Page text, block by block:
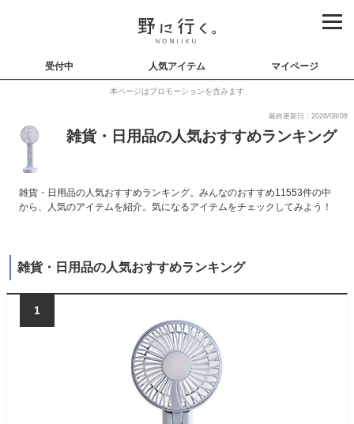
受付中 人気アイテム マイページ
本ページはプロモーションを含みます
最終更新日：2026/08/08
雑貨・日用品の人気おすすめランキング
雑貨・日用品の人気おすすめランキング。みんなのおすすめ11553件の中
から、人気のアイテムを紹介。気になるアイテムをチェックしてみよう！
雑貨・日用品の人気おすすめランキング
1